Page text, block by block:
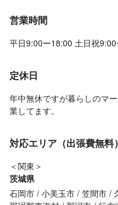
営業時間
平日9:00ー18:00 土日祝
定休日
年中無休ですが暮らしのマ
業してます。
対応エリア（出張費無料）
＜関東＞
茨城県
石岡市 小美玉市 笠間市